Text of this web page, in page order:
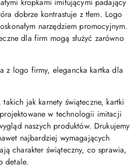
dobrze kontrastuje z tłem. Logo
narzędziem promocyjnym.
dla firm mogą służyć zarówno
z logo firmy, elegancka kartka dla
jak karnety świąteczne, kartki
w technologii imitacji
naszych produktów. Drukujemy
najbardziej wymagających
charakter świąteczny, co sprawia,
detale.